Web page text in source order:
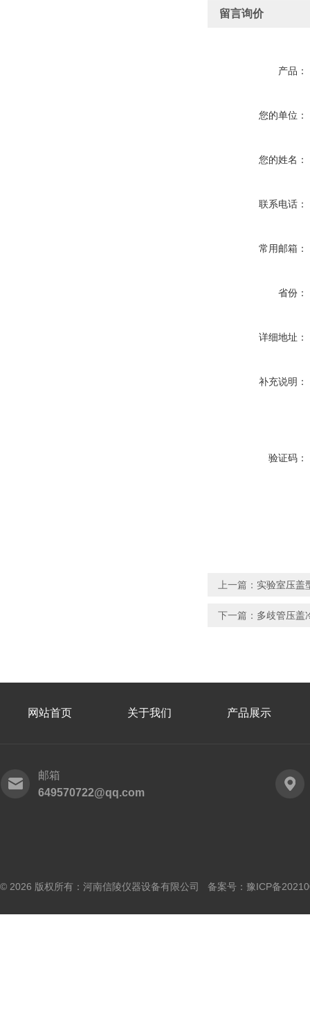
留言询价
产品：
您的单位：
您的姓名：
联系电话：
常用邮箱：
省份：
详细地址：
补充说明：
验证码：
上一篇： 实验室压盖
下一篇： 多歧管压盖
网站首页 关于我们 产品展示
邮箱
649570722@qq.com
© 2026 版权所有：河南信陵仪器设备有限公司 备案号： 豫ICP备